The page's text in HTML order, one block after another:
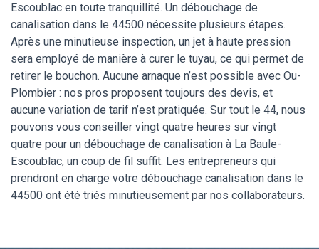
Escoublac en toute tranquillité. Un débouchage de
canalisation dans le 44500 nécessite plusieurs étapes.
Après une minutieuse inspection, un jet à haute pression
sera employé de manière à curer le tuyau, ce qui permet de
retirer le bouchon. Aucune arnaque n’est possible avec Ou-
Plombier : nos pros proposent toujours des devis, et
aucune variation de tarif n’est pratiquée. Sur tout le 44, nous
pouvons vous conseiller vingt quatre heures sur vingt
quatre pour un débouchage de canalisation à La Baule-
Escoublac, un coup de fil suffit. Les entrepreneurs qui
prendront en charge votre débouchage canalisation dans le
44500 ont été triés minutieusement par nos collaborateurs.